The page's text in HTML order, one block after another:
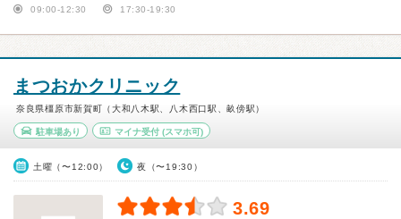
09:00-12:30 17:30-19:30
まつおかクリニック
奈良県橿原市新賀町（大和八木駅、八木西口駅、畝傍駅）
駐車場あり マイナ受付(スマホ可)
土曜（〜12:00） 夜（〜19:30）
3.69